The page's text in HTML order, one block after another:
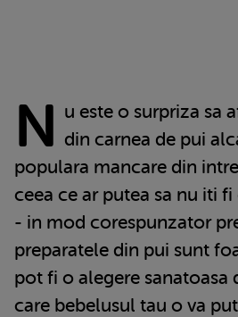
N u este o surpriza sa
din carnea de pui
populara mancare din
ceea ce ar putea sa nu iti
- in mod corespunzator
preparatele din pui sunt
pot fi o alegere sanatoasa
care bebelusul tau o va